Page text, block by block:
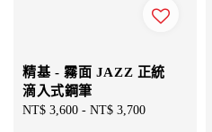
精基 - 霧面 JAZZ 正統
滴入式鋼筆
Regular
NT$ 3,600 - NT$ 3,700